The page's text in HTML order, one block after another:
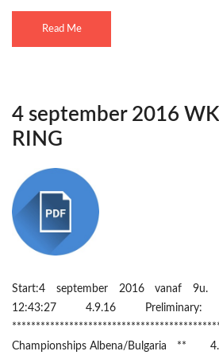
Read Me
4 september 2016
RING
Start:4 september 2016 vanaf 9u.
12:43:27 4.9.16
Championships Albena/Bulgaria